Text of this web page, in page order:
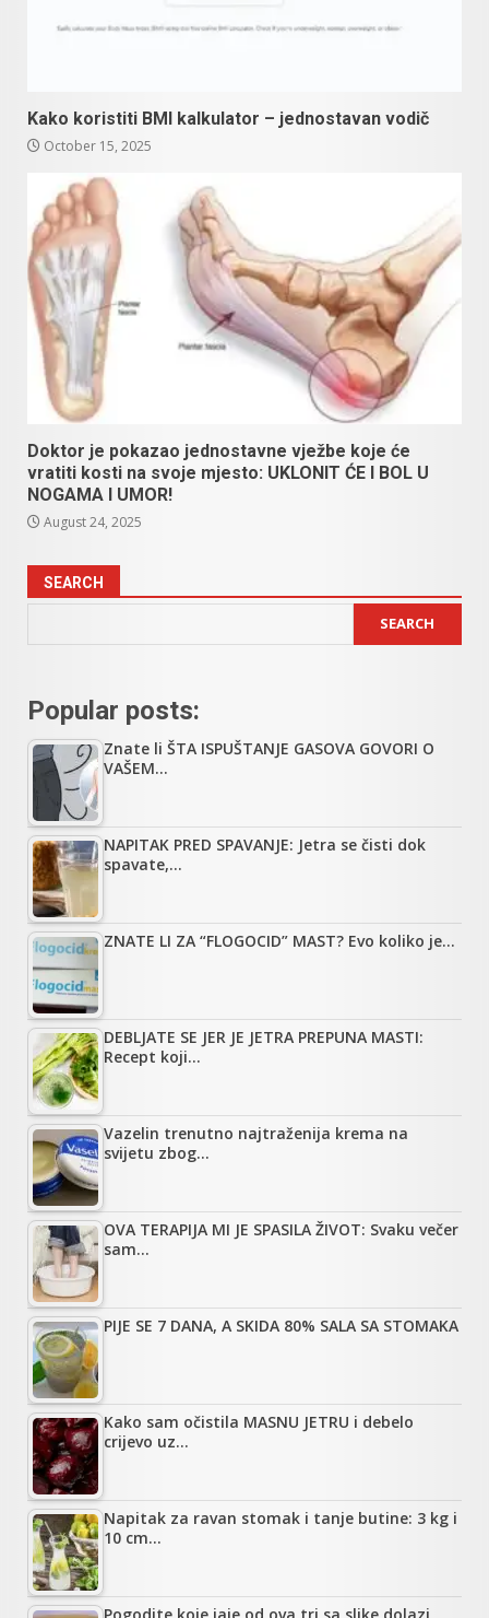
Kako koristiti BMI kalkulator – jednostavan vodič
October 15, 2025
Doktor je pokazao jednostavne vježbe koje će
vratiti kosti na svoje mjesto: UKLONIT ĆE I BOL U
NOGAMA I UMOR!
August 24, 2025
SEARCH
SEARCH
Popular posts:
Znate li ŠTA ISPUŠTANJE GASOVA GOVORI O
VAŠEM…
NAPITAK PRED SPAVANJE: Jetra se čisti dok
spavate,…
ZNATE LI ZA “FLOGOCID” MAST? Evo koliko je…
DEBLJATE SE JER JE JETRA PREPUNA MASTI:
Recept koji…
Vazelin trenutno najtraženija krema na
svijetu zbog…
OVA TERAPIJA MI JE SPASILA ŽIVOT: Svaku večer
sam…
PIJE SE 7 DANA, A SKIDA 80% SALA SA STOMAKA
Kako sam očistila MASNU JETRU i debelo
crijevo uz…
Napitak za ravan stomak i tanje butine: 3 kg i
10 cm…